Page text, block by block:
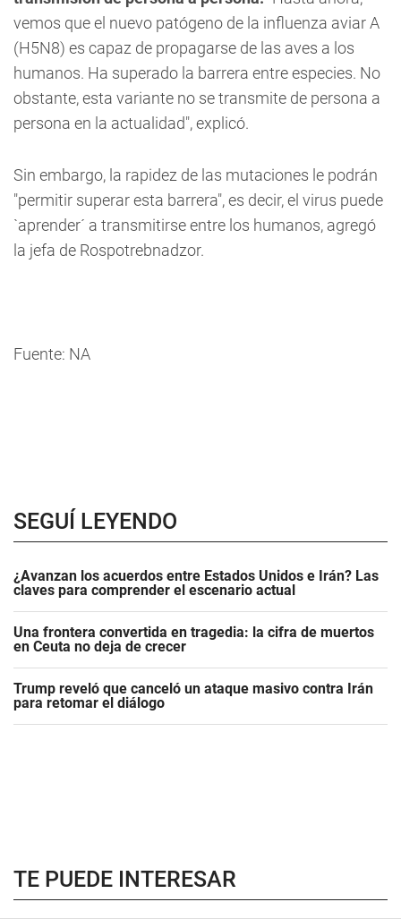
vemos que el nuevo patógeno de la influenza aviar A
(H5N8) es capaz de propagarse de las aves a los
humanos. Ha superado la barrera entre especies. No
obstante, esta variante no se transmite de persona a
persona en la actualidad", explicó.
Sin embargo, la rapidez de las mutaciones le podrán
"permitir superar esta barrera", es decir, el virus puede
`aprender´ a transmitirse entre los humanos, agregó
la jefa de Rospotrebnadzor.
Fuente: NA
SEGUÍ LEYENDO
¿Avanzan los acuerdos entre Estados Unidos e Irán? Las
claves para comprender el escenario actual
Una frontera convertida en tragedia: la cifra de muertos
en Ceuta no deja de crecer
Trump reveló que canceló un ataque masivo contra Irán
para retomar el diálogo
TE PUEDE INTERESAR